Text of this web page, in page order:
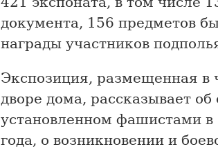
документа, 156 предметов
награды участников
Экспозиция, размещенная в
дворе дома, рассказывает
установленном фашистами в
года, о возникновении и